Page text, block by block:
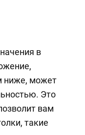
в
ниже, может
Это
вам
такие